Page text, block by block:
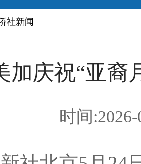
社新闻
加庆祝“亚裔
时间